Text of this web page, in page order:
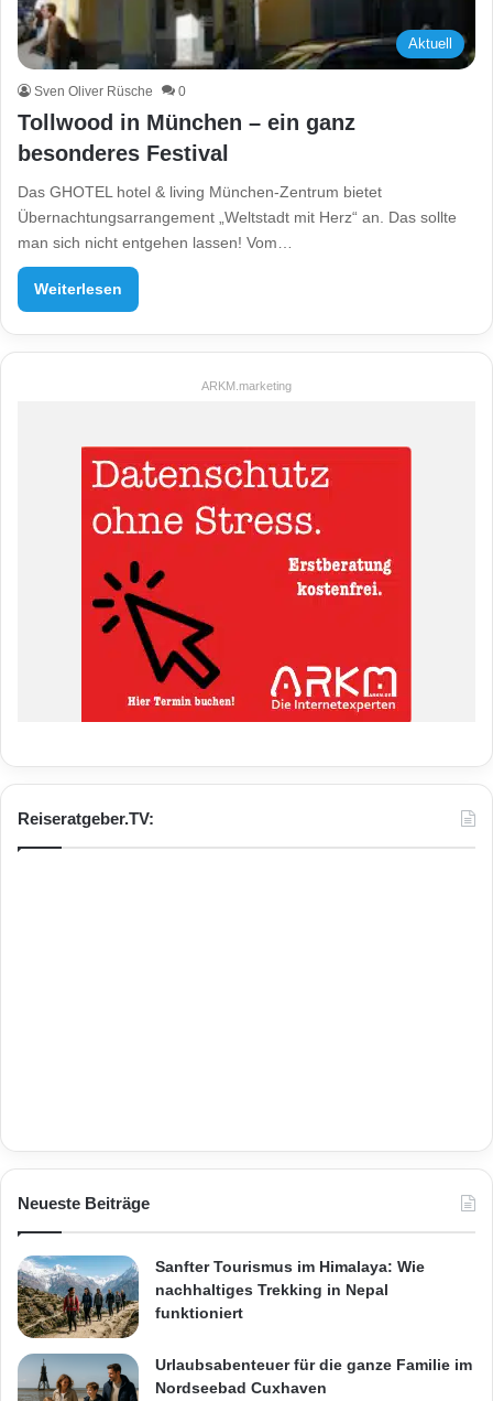
Aktuell
Sven Oliver Rüsche 0
Tollwood in München – ein ganz
besonderes Festival
Das GHOTEL hotel & living München-Zentrum bietet
Übernachtungsarrangement „Weltstadt mit Herz“ an. Das sollte
man sich nicht entgehen lassen! Vom…
Weiterlesen
ARKM.marketing
Reiseratgeber.TV:
Neueste Beiträge
Sanfter Tourismus im Himalaya: Wie
nachhaltiges Trekking in Nepal
funktioniert
Urlaubsabenteuer für die ganze Familie im
Nordseebad Cuxhaven